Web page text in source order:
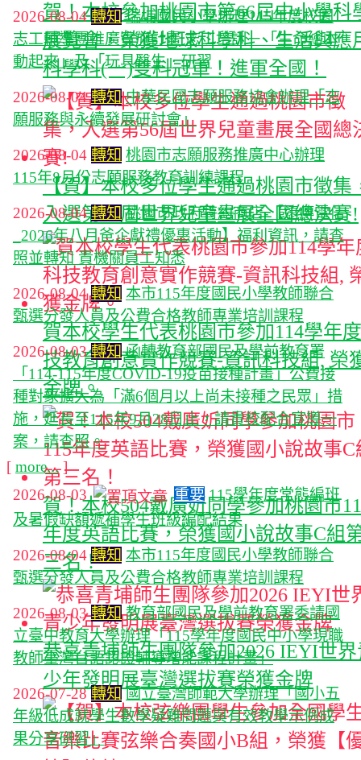
賀！本校參加桃園市第66屆中小學科
展覽會，榮獲地球科學科、生活與應
科學科(一)雙料冠軍！進軍全國！
【賀】本校多位學生通過桃園市徵集
入選第56屆世界兒童畫展全國總決賽!
賀本校學生代表桃園市參加114學年
技教育創意實作競賽-資訊科技組, 榮
金牌。
賀！本校504戴廣妡同學參加桃園市
年度英語比賽，榮獲國小說故事C組
三名！
恭喜青埔師生團隊參加2026 IEYI世界
少年發明展臺灣選拔賽榮獲金牌
2026-08-04轉知 瑞埔國民小學辦理115年度校園
志工輔導團推廣實施計畫 志工培訓－「生命繪本
動起來」及「玩具醫生」研習
2026-08-04轉知 中華民國志願服務協會辦理「志
願服務與永續發展研討會」
2026-08-04 轉知 桃園市志願服務推廣中心辦理
115年8月份志願服務教育訓練課程
2026-08-04轉知 桃園市政府特約商店-【遠傳電信
_2026年八月爸企獻禮優惠活動】福利資訊，請查
照並轉知 貴機關員工知悉
2026-08-04轉知 本市115年度國民小學教師聯合
甄選分發人員及公費合格教師專業培訓課程
2026-08-03轉知 函轉教育部國民及學前教育署
「114-115年度COVID-19疫苗接種計畫」公費接
種對象擴大為「滿6個月以上尚未接種之民眾」措
施，延長至115年9月28日止，請貴校配合宣導一
案，請查照。
[ more...]
2026-08-03
重要 115學年度常態編班
及暑假缺額遞補學生班級編配結果
2026-08-04轉知 本市115年度國民小學教師聯合
甄選分發人員及公費合格教師專業培訓課程
2026-08-03轉知 教育部國民及學前教育署委請國
立臺中教育大學辦理「115學年度國民中小學現職
教師臺灣台語認證輔導增能課程計畫」
2026-07-28轉知 國立臺灣師範大學辦理「國小五
年級低成就學生數學疑難問題與有效教學示例成
果分享研習」